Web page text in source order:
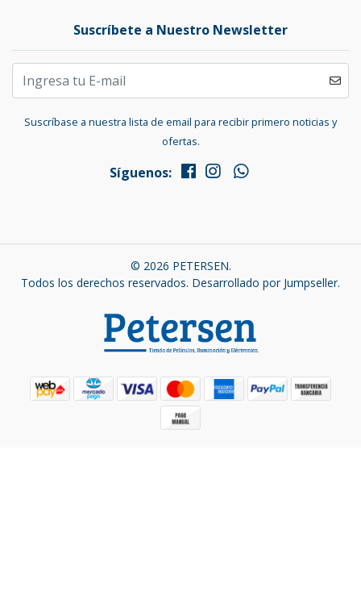
Suscríbete a Nuestro Newsletter
Suscríbase a nuestra lista de email para recibir primero noticias y
ofertas.
Síguenos:
© 2026 PETERSEN.
Todos los derechos reservados. Desarrollado por Jumpseller.